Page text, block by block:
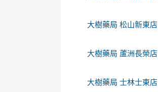
大樹藥局 松山新東店
大樹藥局 蘆洲長榮店
大樹藥局 士林士東店